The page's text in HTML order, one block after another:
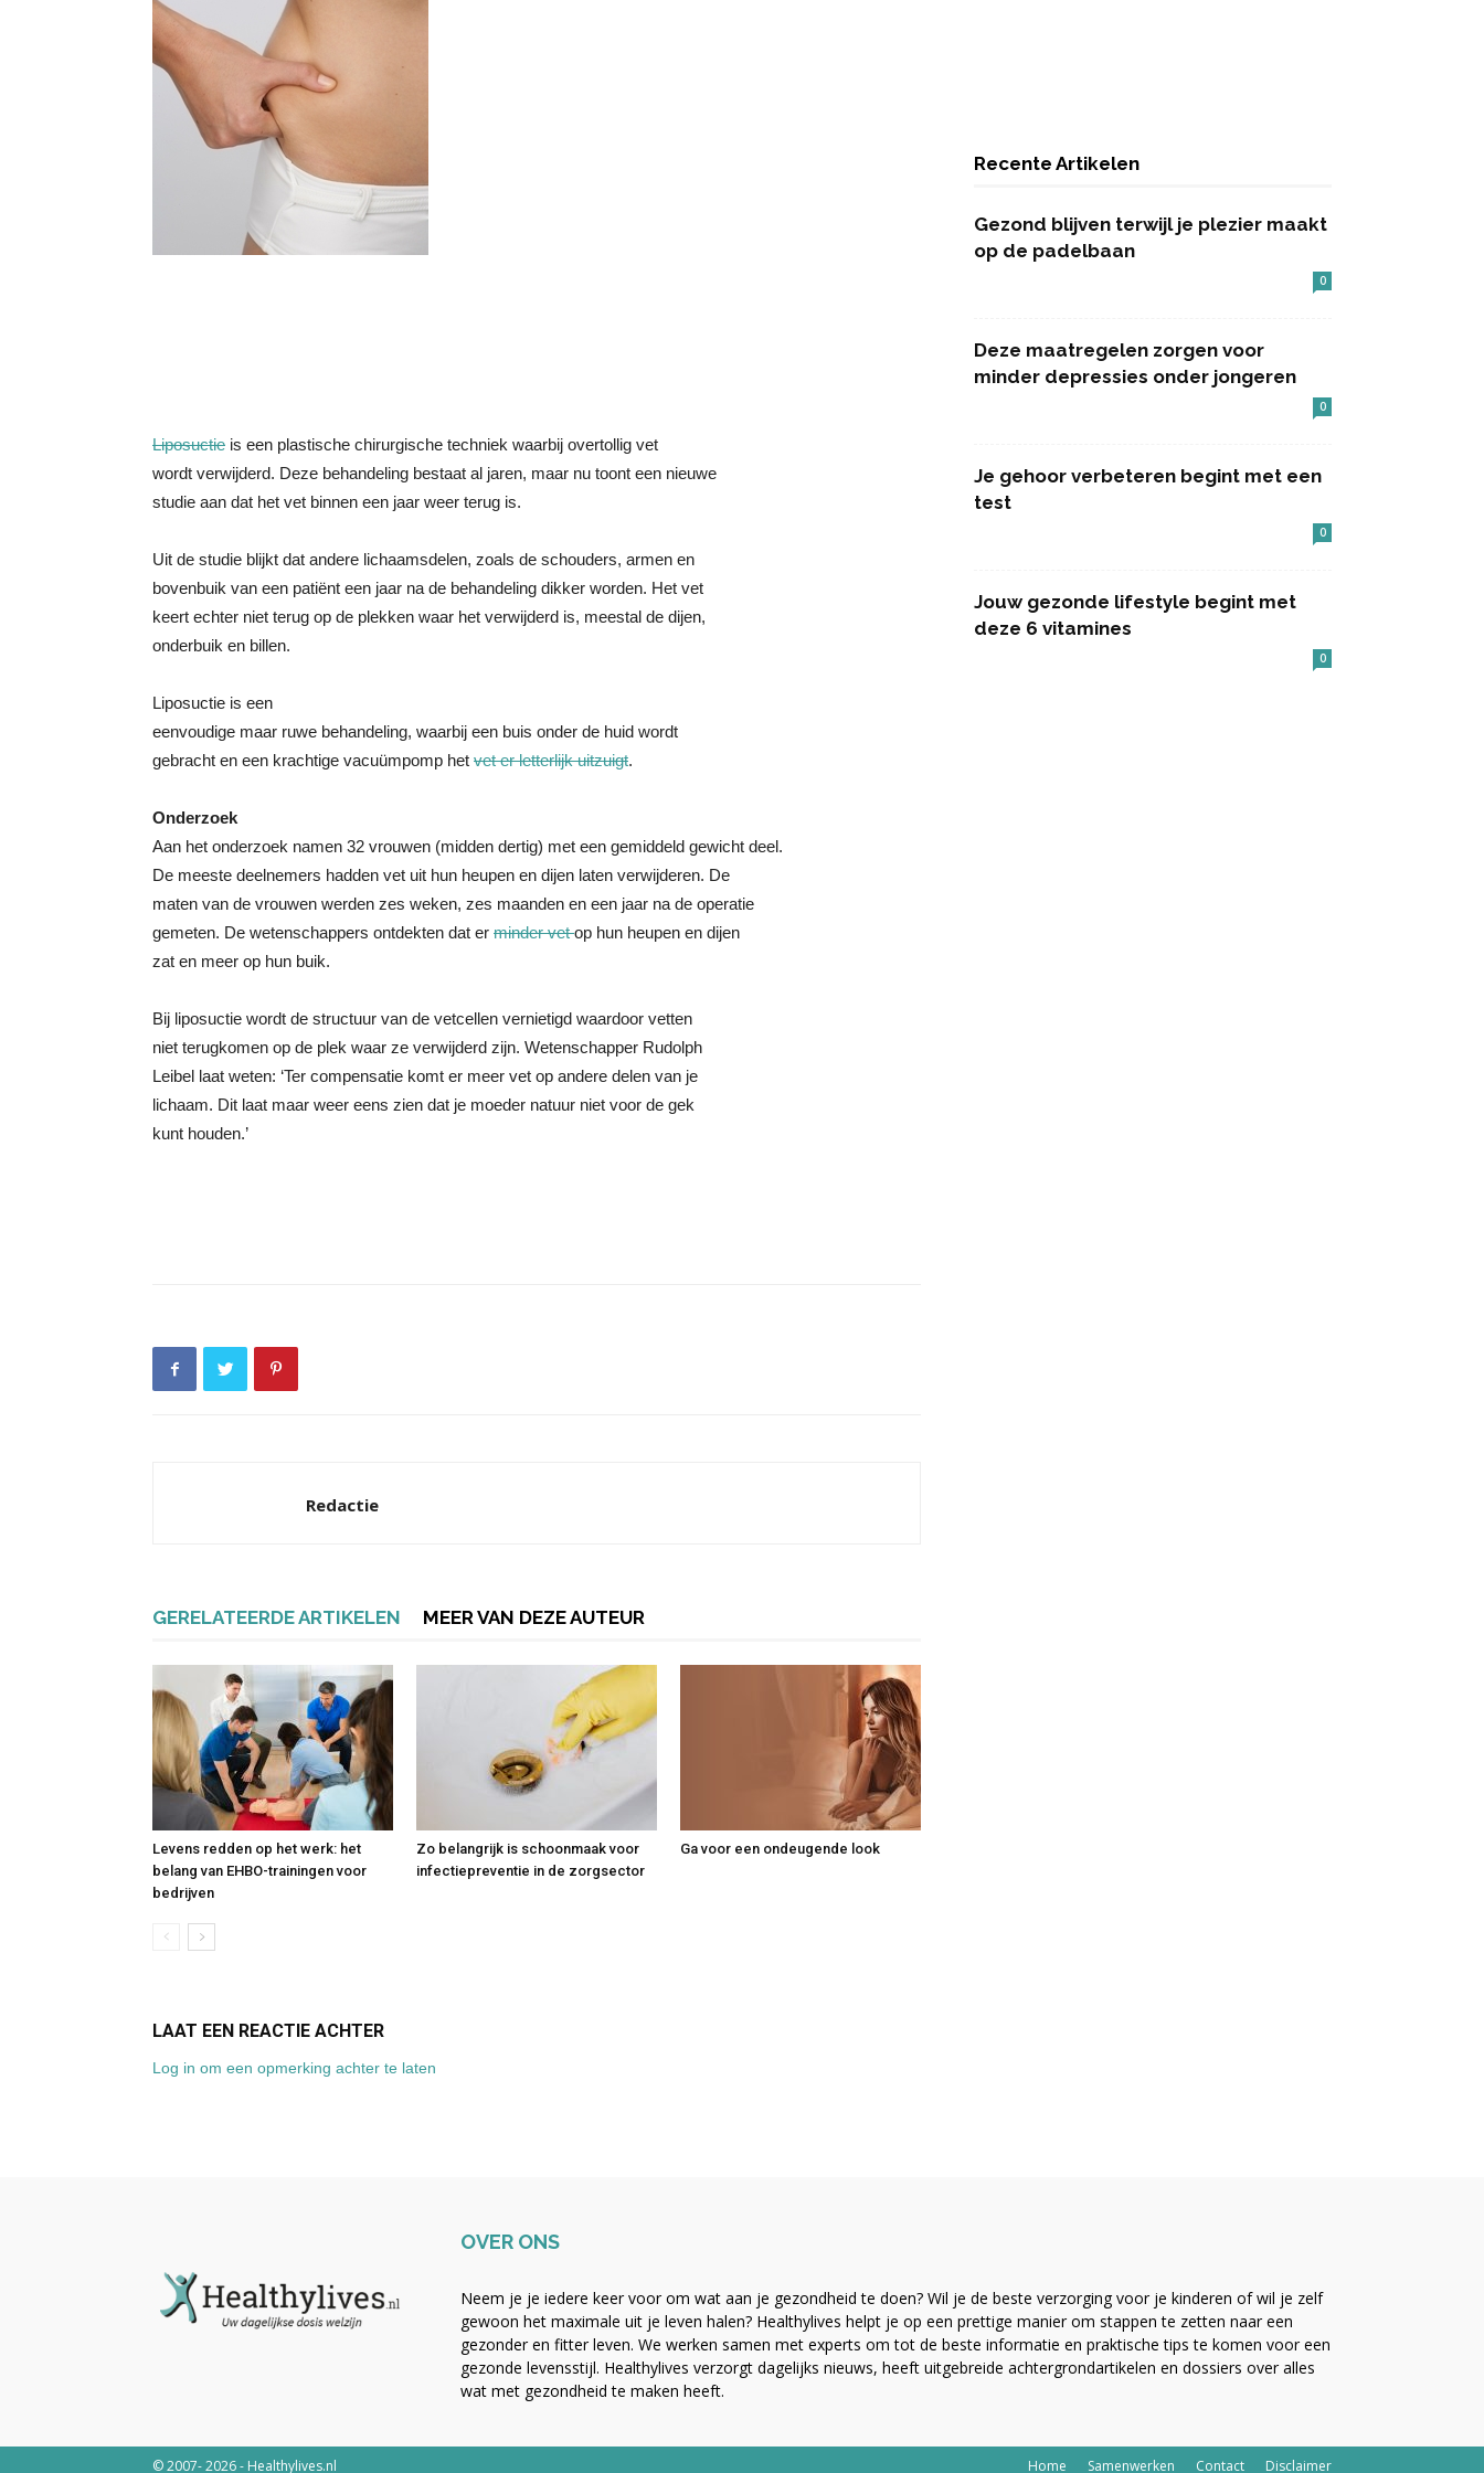
Liposuctie is een plastische chirurgische techniek waarbij overtollig vet
wordt verwijderd. Deze behandeling bestaat al jaren, maar nu toont een nieuwe
studie aan dat het vet binnen een jaar weer terug is.
Uit de studie blijkt dat andere lichaamsdelen, zoals de schouders, armen en
bovenbuik van een patiënt een jaar na de behandeling dikker worden. Het vet
keert echter niet terug op de plekken waar het verwijderd is, meestal de dijen,
onderbuik en billen.
Liposuctie is een
eenvoudige maar ruwe behandeling, waarbij een buis onder de huid wordt
gebracht en een krachtige vacuümpomp het vet er letterlijk uitzuigt.
Onderzoek
Aan het onderzoek namen 32 vrouwen (midden dertig) met een gemiddeld gewicht deel.
De meeste deelnemers hadden vet uit hun heupen en dijen laten verwijderen. De
maten van de vrouwen werden zes weken, zes maanden en een jaar na de operatie
gemeten. De wetenschappers ontdekten dat er minder vetop hun heupen en dijen
zat en meer op hun buik.
Bij liposuctie wordt de structuur van de vetcellen vernietigd waardoor vetten
niet terugkomen op de plek waar ze verwijderd zijn. Wetenschapper Rudolph
Leibel laat weten: ‘Ter compensatie komt er meer vet op andere delen van je
lichaam. Dit laat maar weer eens zien dat je moeder natuur niet voor de gek
kunt houden.’
Redactie
GERELATEERDE ARTIKELEN MEER VAN DEZE AUTEUR
Levens redden op het werk: het
belang van EHBO-trainingen voor
bedrijven
Zo belangrijk is schoonmaak voor
infectiepreventie in de zorgsector
Ga voor een ondeugende look
LAAT EEN REACTIE ACHTER
Log in om een opmerking achter te laten
Recente Artikelen
Gezond blijven terwijl je plezier maakt
op de padelbaan
0
Deze maatregelen zorgen voor
minder depressies onder jongeren
0
Je gehoor verbeteren begint met een
test
0
Jouw gezonde lifestyle begint met
deze 6 vitamines
0
OVER ONS
Neem je je iedere keer voor om wat aan je gezondheid te doen? Wil je de beste verzorging voor je kinderen of wil je zelf
gewoon het maximale uit je leven halen? Healthylives helpt je op een prettige manier om stappen te zetten naar een
gezonder en fitter leven. We werken samen met experts om tot de beste informatie en praktische tips te komen voor een
gezonde levensstijl. Healthylives verzorgt dagelijks nieuws, heeft uitgebreide achtergrondartikelen en dossiers over alles
wat met gezondheid te maken heeft.
Home Samenwerken Contact Disclaimer
© 2007- 2026 - Healthylives.nl